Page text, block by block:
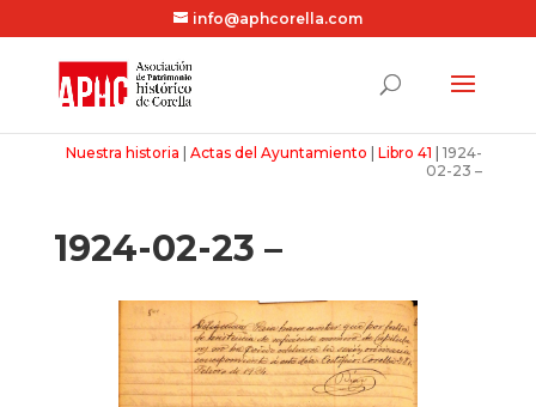
info@aphcorella.com
Nuestra historia |Actas del Ayuntamiento |Libro 41 |1924-
02-23 –
1924-02-23 –